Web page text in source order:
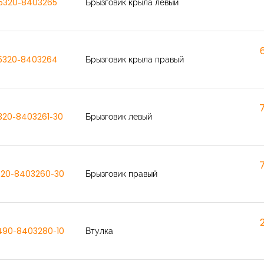
8403265 Брызговик крыла левый
8403264 Брызговик крыла правый
8403261-30 Брызговик левый
8403260-30 Брызговик правый
8403280-10 Втулка